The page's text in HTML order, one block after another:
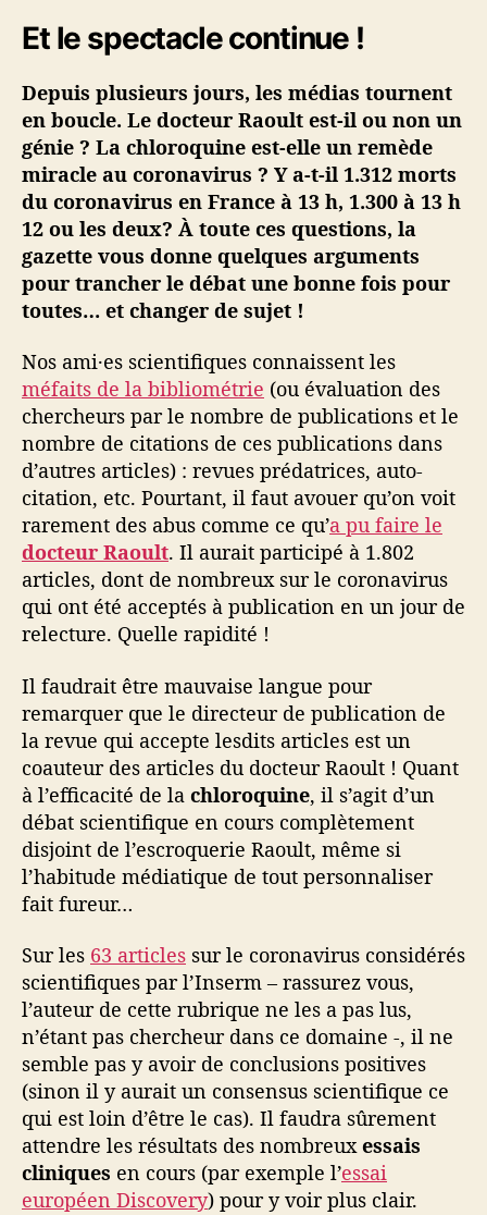
n
·
e
#
3
–
D
r
R
u
t
,
r
a
p
p
o
r
t
s
r
d
-
S
u
d
e
t
b
d
i
r
s
i
t
é
Et le spectacle continue !
Depuis plusieurs jours, les médias tournent
en boucle. Le docteur Raoult est-il ou non un
génie ? La chloroquine est-elle un remède
miracle au coronavirus ? Y a-t-il 1.312 morts
du coronavirus en France à 13 h, 1.300 à 13 h
12 ou les deux? À toute ces questions, la
gazette vous donne quelques arguments
pour trancher le débat une bonne fois pour
toutes… et changer de sujet !
Nos ami·es scientifiques connaissent les
méfaits de la bibliométrie (ou évaluation des
chercheurs par le nombre de publications et le
nombre de citations de ces publications dans
d’autres articles) : revues prédatrices, auto-
citation, etc. Pourtant, il faut avouer qu’on voit
rarement des abus comme ce qu’a pu faire le
docteur Raoult. Il aurait participé à 1.802
articles, dont de nombreux sur le coronavirus
qui ont été acceptés à publication en un jour de
relecture. Quelle rapidité !
Il faudrait être mauvaise langue pour
remarquer que le directeur de publication de
la revue qui accepte lesdits articles est un
coauteur des articles du docteur Raoult ! Quant
à l’efficacité de la chloroquine, il s’agit d’un
débat scientifique en cours complètement
disjoint de l’escroquerie Raoult, même si
l’habitude médiatique de tout personnaliser
fait fureur…
Sur les 63 articles sur le coronavirus considérés
scientifiques par l’Inserm – rassurez vous,
l’auteur de cette rubrique ne les a pas lus,
n’étant pas chercheur dans ce domaine -, il ne
semble pas y avoir de conclusions positives
(sinon il y aurait un consensus scientifique ce
qui est loin d’être le cas). Il faudra sûrement
attendre les résultats des nombreuxessais
cliniques en cours (par exemple l’essai
européen Discovery) pour y voir plus clair.